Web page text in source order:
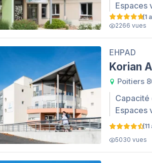
Espaces
(1
2266 vues
EHPAD
Korian
Poitiers
Espaces
5030 vues